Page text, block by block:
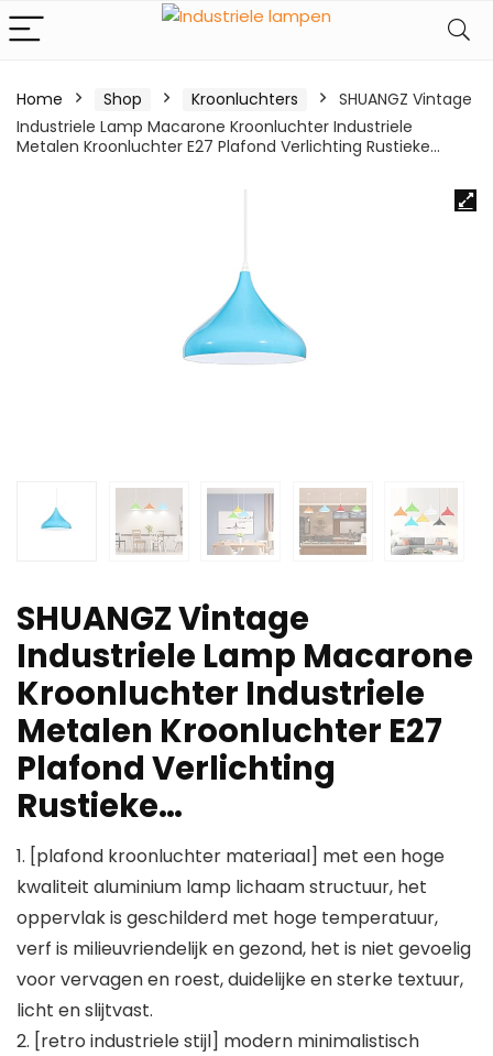
Home Shop Kroonluchters
SHUANGZ Vintage
Industriele Lamp Macarone Kroonluchter Industriele
Metalen Kroonluchter E27 Plafond Verlichting Rustieke…
SHUANGZ Vintage
Industriele Lamp Macarone
Kroonluchter Industriele
Metalen Kroonluchter E27
Plafond Verlichting
Rustieke…
1. [plafond kroonluchter materiaal] met een hoge
kwaliteit aluminium lamp lichaam structuur, het
oppervlak is geschilderd met hoge temperatuur,
verf is milieuvriendelijk en gezond, het is niet gevoelig
voor vervagen en roest, duidelijke en sterke textuur,
licht en slijtvast.
2. [retro industriele stijl] modern minimalistisch